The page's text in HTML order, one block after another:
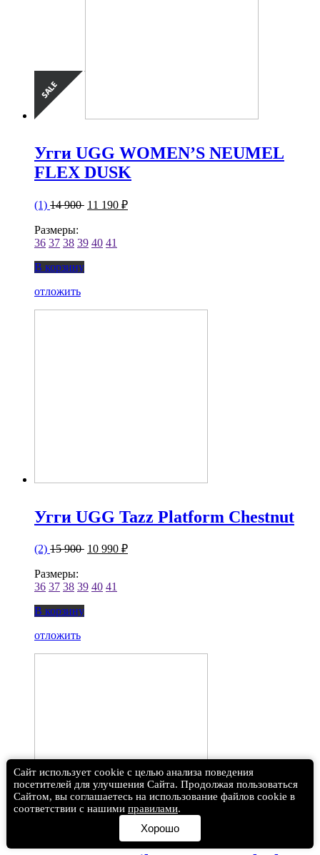
Угги UGG WOMEN’S NEUMEL
FLEX DUSK
(1) 14 900 11 190 ₽
Размеры:
36 37 38 39 40 41
В корзину
отложить
Угги UGG Tazz Platform Chestnut
(2) 15 900 10 990 ₽
Размеры:
36 37 38 39 40 41
В корзину
отложить
Сайт использует cookie с целью анализа поведения
посетителей для улучшения Сайта. Продолжая пользоваться
Сайтом, вы соглашаетесь на использование файлов cookie в
соответствии с нашими правилами.
Хорошо